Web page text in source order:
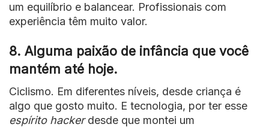
um equilíbrio e balancear. Profissionais com
experiência têm muito valor.
8. Alguma paixão de infância que você
mantém até hoje.
Ciclismo. Em diferentes níveis, desde criança é
algo que gosto muito. E tecnologia, por ter esse
espírito hackerdesde que montei um